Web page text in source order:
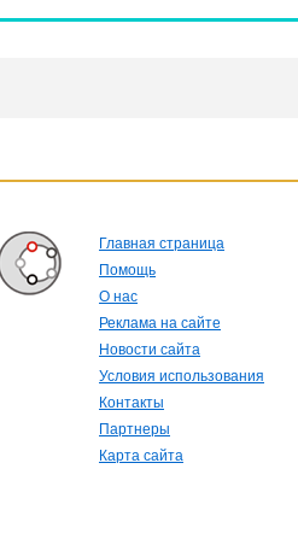
Главная страница
Помощь
О нас
Реклама на сайте
Новости сайта
Условия использования
Контакты
Партнеры
Карта сайта